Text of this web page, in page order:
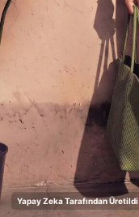
Yapay Zeka Tarafından Üretildi